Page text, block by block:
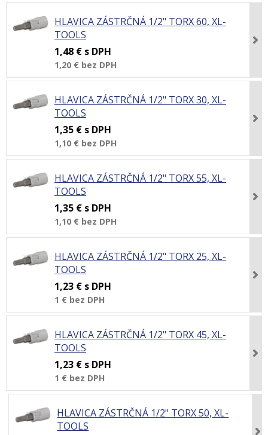
HLAVICA ZÁSTRČNÁ 1/2" TORX 60, XL-
TOOLS
1,48 € s DPH
1,20 € bez DPH
HLAVICA ZÁSTRČNÁ 1/2" TORX 30, XL-
TOOLS
1,35 € s DPH
1,10 € bez DPH
HLAVICA ZÁSTRČNÁ 1/2" TORX 55, XL-
TOOLS
1,35 € s DPH
1,10 € bez DPH
HLAVICA ZÁSTRČNÁ 1/2" TORX 25, XL-
TOOLS
1,23 € s DPH
1 € bez DPH
HLAVICA ZÁSTRČNÁ 1/2" TORX 45, XL-
TOOLS
1,23 € s DPH
1 € bez DPH
HLAVICA ZÁSTRČNÁ 1/2" TORX 50, XL-
TOOLS